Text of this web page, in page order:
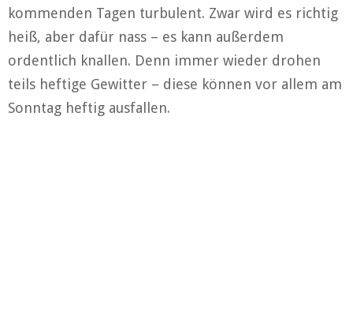
kommenden Tagen turbulent. Zwar wird es richtig
heiß, aber dafür nass – es kann außerdem
ordentlich knallen. Denn immer wieder drohen
teils heftige Gewitter – diese können vor allem am
Sonntag heftig ausfallen.